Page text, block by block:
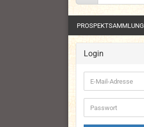
PROSPEKTSAMMLUNG
Login
E-
Mail-
Adresse
Passwort